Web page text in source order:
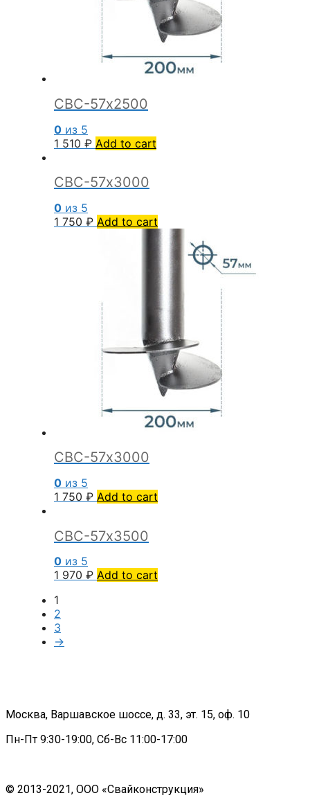
СВС-57х2500
0 из 5
1 510 ₽ Add to cart
СВС-57х3000
0 из 5
1 750 ₽ Add to cart
СВС-57х3000
0 из 5
1 750 ₽ Add to cart
СВС-57х3500
0 из 5
1 970 ₽ Add to cart
1
2
3
→
Москва, Варшавское шоссе, д. 33, эт. 15, оф. 10
Пн-Пт 9:30-19:00, Сб-Вс 11:00-17:00
© 2013-2021, ООО «Свайконструкция»